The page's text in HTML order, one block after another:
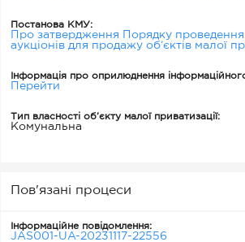
Постанова КМУ:
Про затвердження Порядку
аукціонів для продажу об’єктів малої
Інформація про оприлюднення
Перейти
Тип власності об’єкту малої приватизації:
Комунальна
Пов'язані процеси
Інформаційне повідомлення:
JAS001-UA-20231117-22556